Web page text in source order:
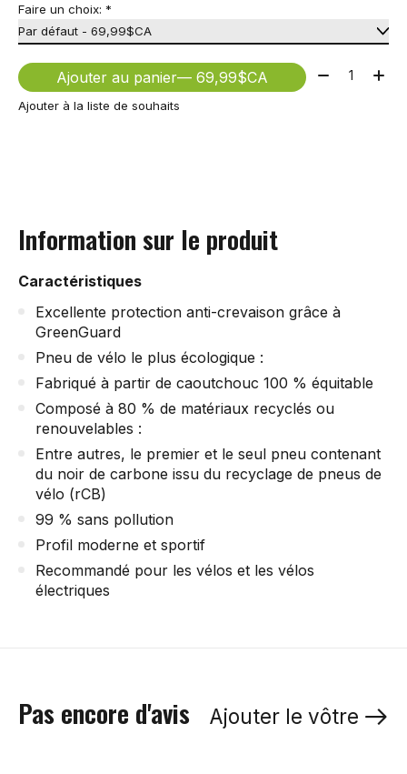
Faire un choix: *
Ajouter au panier — 69,99$CA Quantité:
Ajouter à la liste de souhaits
Information sur le produit
Caractéristiques
Excellente protection anti-crevaison grâce à
GreenGuard
Pneu de vélo le plus écologique :
Fabriqué à partir de caoutchouc 100 % équitable
Composé à 80 % de matériaux recyclés ou
renouvelables :
Entre autres, le premier et le seul pneu contenant
du noir de carbone issu du recyclage de pneus de
vélo (rCB)
99 % sans pollution
Profil moderne et sportif
Recommandé pour les vélos et les vélos
électriques
Pas encore d'avis Ajouter le vôtre